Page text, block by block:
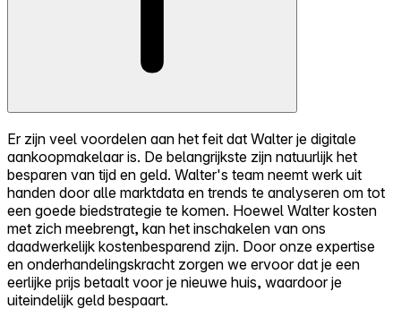
Er zijn veel voordelen aan het feit dat Walter je digitale
aankoopmakelaar is. De belangrijkste zijn natuurlijk het
besparen van tijd en geld. Walter's team neemt werk uit
handen door alle marktdata en trends te analyseren om tot
een goede biedstrategie te komen. Hoewel Walter kosten
met zich meebrengt, kan het inschakelen van ons
daadwerkelijk kostenbesparend zijn. Door onze expertise
en onderhandelingskracht zorgen we ervoor dat je een
eerlijke prijs betaalt voor je nieuwe huis, waardoor je
uiteindelijk geld bespaart.